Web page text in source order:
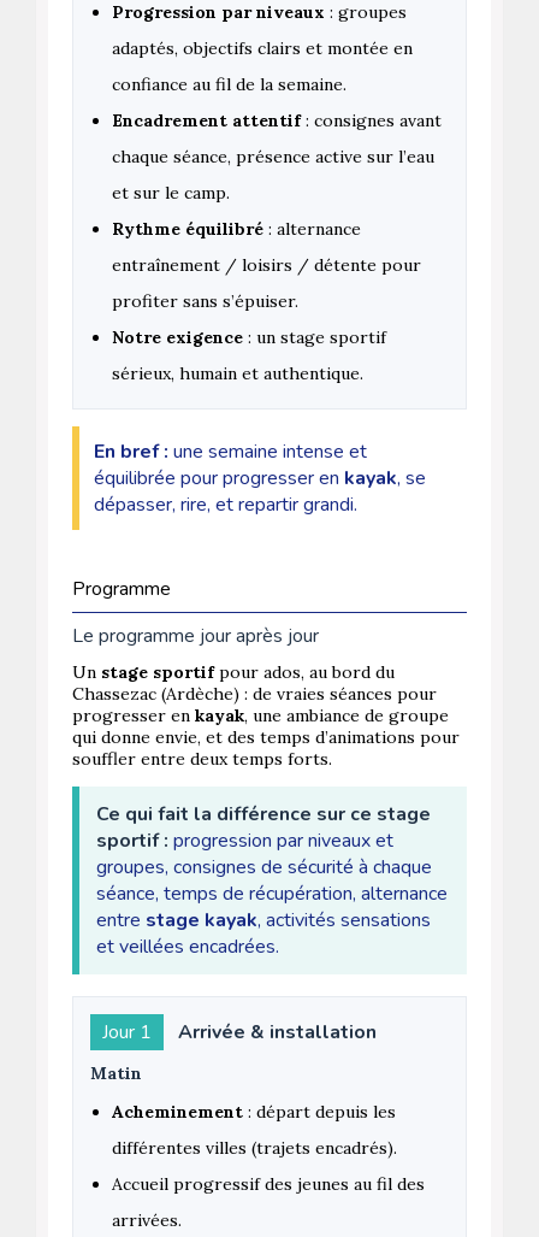
Progression par niveaux : groupes
adaptés, objectifs clairs et montée en
confiance au fil de la semaine.
Encadrement attentif: consignes avant
chaque séance, présence active sur l’eau
et sur le camp.
Rythme équilibré : alternance
entraînement / loisirs / détente pour
profiter sans s’épuiser.
Notre exigence : un stage sportif
sérieux, humain et authentique.
En bref : une semaine intense et
équilibrée pour progresser en kayak, se
dépasser, rire, et repartir grandi.
Programme
Le programme jour après jour
Un stage sportifpour ados, au bord du
Chassezac (Ardèche) : de vraies séances pour
progresser en kayak, une ambiance de groupe
qui donne envie, et des temps d’animations pour
souffler entre deux temps forts.
Ce qui fait la différence sur ce stage
sportif : progression par niveaux et
groupes, consignes de sécurité à chaque
séance, temps de récupération, alternance
entre stage kayak, activités sensations
et veillées encadrées.
Jour 1 Arrivée & installation
Matin
Acheminement : départ depuis les
différentes villes (trajets encadrés).
Accueil progressif des jeunes au fil des
arrivées.